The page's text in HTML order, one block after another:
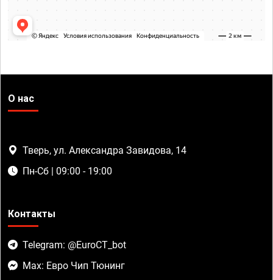
О нас
Тверь, ул. Александра Завидова, 14
Пн-Сб | 09:00 - 19:00
Контакты
Telegram: @EuroCT_bot
Max: Евро Чип Тюнинг